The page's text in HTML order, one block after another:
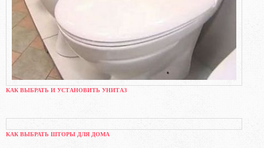
КАК ВЫБРАТЬ И УСТАНОВИТЬ УНИТАЗ
КАК ВЫБРАТЬ ШТОРЫ ДЛЯ ДОМА